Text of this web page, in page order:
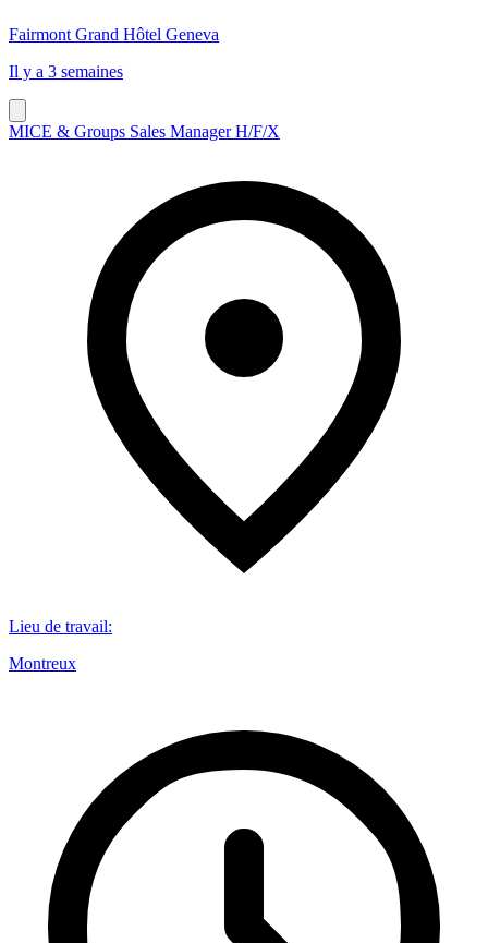
Fairmont Grand Hôtel Geneva
Il y a 3 semaines
MICE & Groups Sales Manager H/F/X
Lieu de travail:
Montreux